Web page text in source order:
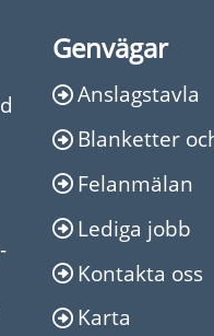
Genvägar
Anslagstavla
Blanketter
Felanmälan
Lediga jobb
Kontakta oss
Karta